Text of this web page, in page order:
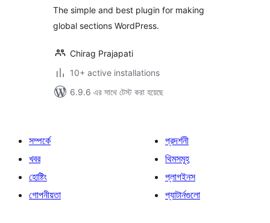
The simple and best plugin for making
global sections WordPress.
Chirag Prajapati
10+ active installations
6.9.6 এর সাথে টেস্ট করা হয়েছে
সম্পর্কে
খবর
হোষ্টিং
গোপনীয়তা
প্রদর্শনী
থিমসমূহ
প্লাগইনস
প্যাটার্নগুলো